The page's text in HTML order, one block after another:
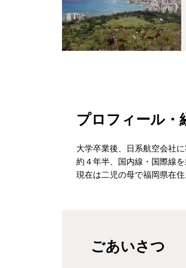
プロフィール・
大学卒業後、日系航空会社
約４年半、国内線・国際線を
現在は二児の母で福岡県在住
ごあいさつ